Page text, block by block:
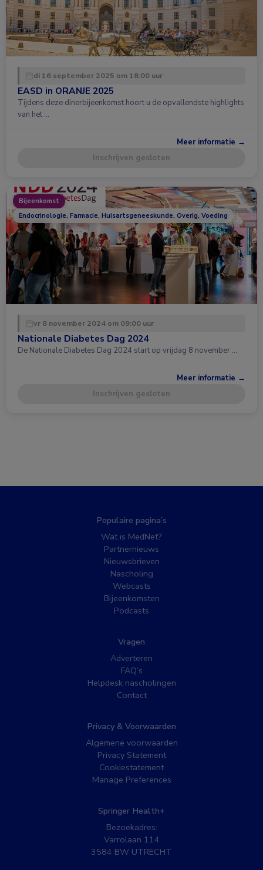
di 16 september 2025 om 18:00 uur
EASD in ORANJE 2025
Tijdens deze dinerbijeenkomst hoort u de opvallendste highlights
van het …
Meer informatie →
Inschrijven gesloten
Bijeenkomst
Endocrinologie, Farmacie, Huisartsgeneeskunde, Overig, Voeding
vr 8 november 2024 om 09:00 uur
Nationale Diabetes Dag 2024
De Nationale Diabetes Dag 2024 start op vrijdag 8 november …
Meer informatie →
Inschrijven gesloten
Populaire pagina’s
Wat is MedNet?
Partnernieuws
Nieuwsbrieven
Nascholing
Webcasts
Bijeenkomsten
Podcasts
Vragen
Adverteren
FAQ’s
Helpdesk nascholingen
Contact
Privacy & Voorwaarden
Algemene voorwaarden
Privacy Statement
Cookiestatement
Manage Preferences
Springer Health+
Bezoekadres:
Varrolaan 114
3584 BW UTRECHT